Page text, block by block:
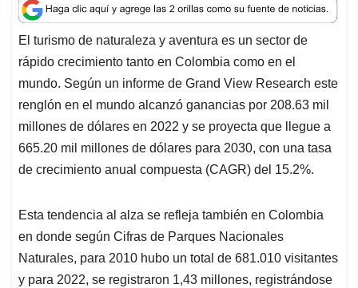
a
t
s
A
p
p
c
e
b
o
o
k
n
k
e
d
I
n
a
i
l
r
e
a
d
s
El turismo de naturaleza y aventura es un sector de
rápido crecimiento tanto en Colombia como en el
mundo. Según un informe de Grand View Research este
renglón en el mundo alcanzó ganancias por 208.63 mil
millones de dólares en 2022 y se proyecta que llegue a
665.20 mil millones de dólares para 2030, con una tasa
de crecimiento anual compuesta (CAGR) del 15.2%.
Esta tendencia al alza se refleja también en Colombia
en donde según Cifras de Parques Nacionales
Naturales, para 2010 hubo un total de 681.010 visitantes
y para 2022, se registraron 1,43 millones, registrándose